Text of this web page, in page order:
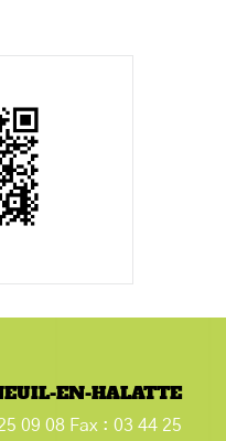
EN-HALATTE
09 08 Fax : 03 44 25